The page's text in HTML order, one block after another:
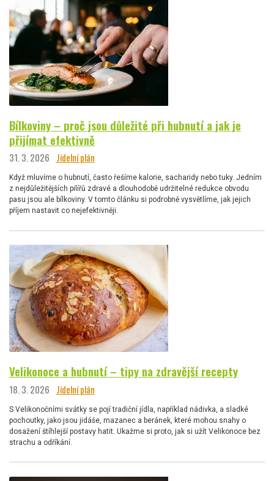
Bílkoviny – proč jsou důležité při hubnutí a jak je
přijímat efektivně
31. 3. 2026 Jídelní plán
Když mluvíme o hubnutí, často řešíme kalorie, sacharidy nebo tuky. Jedním
z nejdůležitějších pilířů zdravé a dlouhodobě udržitelné redukce obvodu
pasu jsou ale bílkoviny. V tomto článku si podrobně vysvětlíme, jak jejich
příjem nastavit co nejefektivněji.
Velikonoce a hubnutí – tipy na zdravější recepty
18. 3. 2026 Jídelní plán
S Velikonočními svátky se pojí tradiční jídla, například nádivka, a sladké
pochoutky, jako jsou jidáše, mazanec a beránek, které mohou snahy o
dosažení štíhlejší postavy hatit. Ukažme si proto, jak si užít Velikonoce bez
strachu a odříkání.